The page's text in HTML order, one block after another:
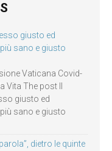
giusto ed
sano e giusto
Vaticana Covid-
Vita The post Il
giusto ed
sano e giusto
dietro le quinte